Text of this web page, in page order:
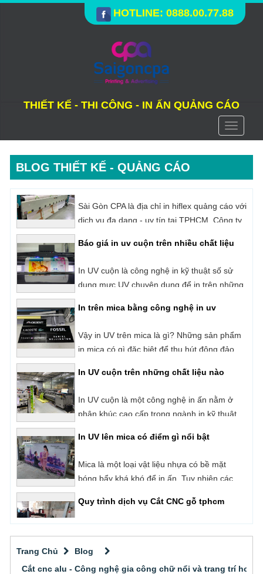
HOTLINE: 0888.00.77.88
THIẾT KẾ - THI CÔNG - IN ẤN QUẢNG CÁO
Toggle
BLOG THIẾT KẾ - QUẢNG CÁO
Báo giá in uv cuộn trên nhiều chất liệu
dụng mực UV chuyên dụng để in trên những
Backlit Film,
In trên mica bằng công nghệ in uv
in mica có gì đặc biệt để thu hút đông đảo
In UV cuộn trên những chất liệu nào
phân khúc cao cấp trong ngành in kỹ thuật
sấy khô mực ngay lập tức bằng đèn UV.
Những sản phẩm của công nghệ in UV luôn
In UV lên mica có điểm gì nổi bật
bóng bẩy khá khó để in ấn. Tuy nhiên các
phẳng hiện đại lại đạt chất lượng tốt, bản in
sắc nét, chuẩn màu và lâu phai. Vậy in UV
Quy trình dịch vụ Cắt CNC gỗ tphcm
nhận cắt CNC gỗ tphcm uy tín - giá tốt? Sài
chính xác với vật liệu vô cùng đa dạng cho
Thi công các loại biển quảng cáo tấm lớn
Quảng cáo ngoài trời hiện đang là một hình
thức quảng cáo phổ biến tại Việt Nam cũng
Trang Chủ
Blog
Cắt cnc alu - Công nghệ gia công chữ nổi và trang trí hoàn